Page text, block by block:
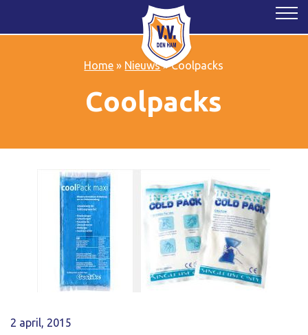
Home » Nieuws»Coolpacks
Coolpacks
2 april, 2015